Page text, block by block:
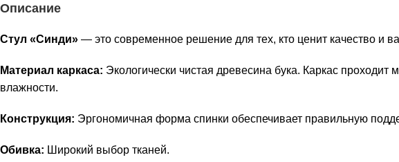
Описание
Стул «Синди» — это современное решение для тех, кто ценит качество и
Материал каркаса: Экологически чистая древесина бука. Каркас
влажности.
Конструкция: Эргономичная форма спинки обеспечивает правильную
Обивка: Широкий выбор тканей.